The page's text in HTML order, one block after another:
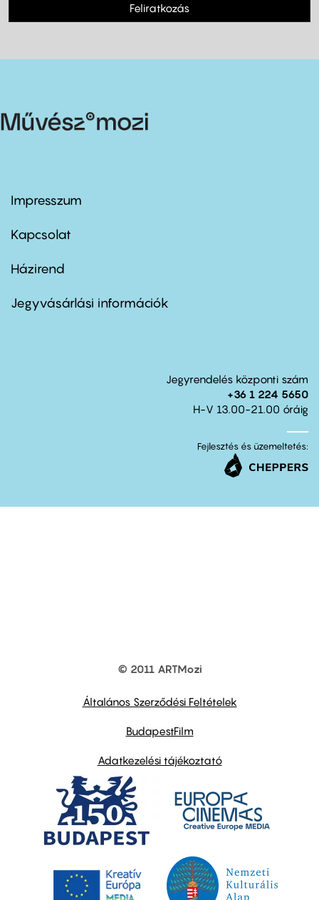
Feliratkozás
Footer
first
Impresszum
Kapcsolat
Footer
second
Házirend
Jegyvásárlási információk
Jegyrendelés központi szám
+36 1 224 5650
H-V 13.00-21.00 óráig
Fejlesztés és üzemeltetés:
© 2011 ARTMozi
Általános Szerződési Feltételek
BudapestFilm
Adatkezelési tájékoztató